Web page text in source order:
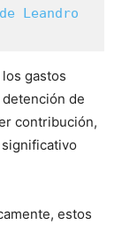
Leandro
gastos
de
contribución,
estos